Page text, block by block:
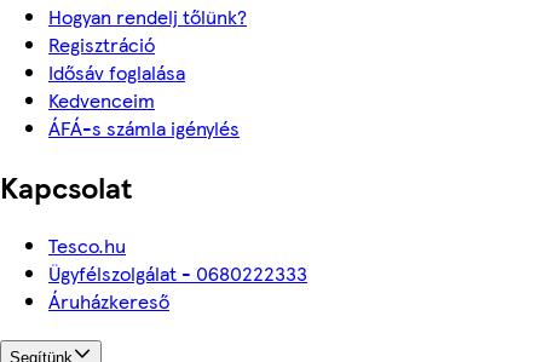
Hogyan rendelj tőlünk?
Regisztráció
Idősáv foglalása
Kedvenceim
ÁFÁ-s számla igénylés
Kapcsolat
Tesco.hu
Ügyfélszolgálat - 0680222333
Áruházkereső
Segítünk